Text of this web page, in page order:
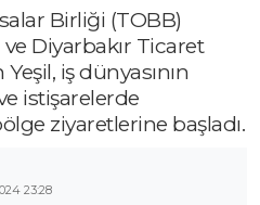
Birliği (TOBB)
Diyarbakır Ticaret
iş dünyasının
istişarelerde
ziyaretlerine başladı.
23:28